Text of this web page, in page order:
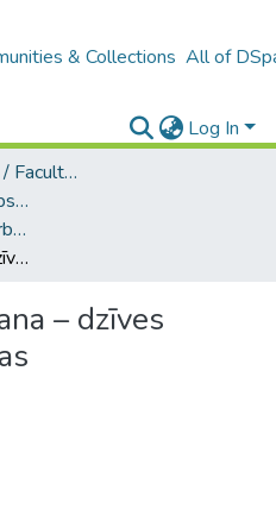
& Collections All of
Log In
B4 – LU fakultātes / Faculties of the UL
A -- Izglītības zinātņu un psiholoģijas fakultāte / Faculty of Education Sciences and Psychology
Bakalaura un maģistra darbi (PPMF) / Bachelor's and Master's theses
Motorikas attīstīšana – dzīves prasmju apgūšanas pamatnoteikums
– dzīves